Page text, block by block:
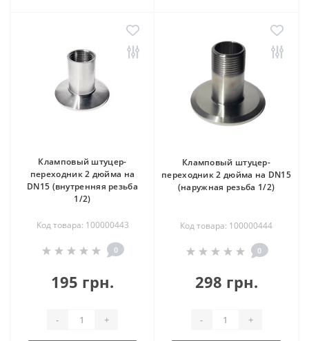
Кламповый штуцер-
переходник 2 дюйма на
DN15 (внутренняя резьба
1/2)
Код товара: 100000443
0
195 грн.
- +
Кламповый штуцер-
переходник 2 дюйма на DN15
(наружная резьба 1/2)
Код товара: 100000444
0
298 грн.
- +